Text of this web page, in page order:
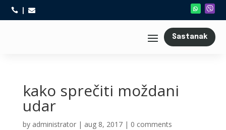
 
Sastanak
kako sprečiti moždani
udar
by administrator| aug 8, 2017| 0 comments